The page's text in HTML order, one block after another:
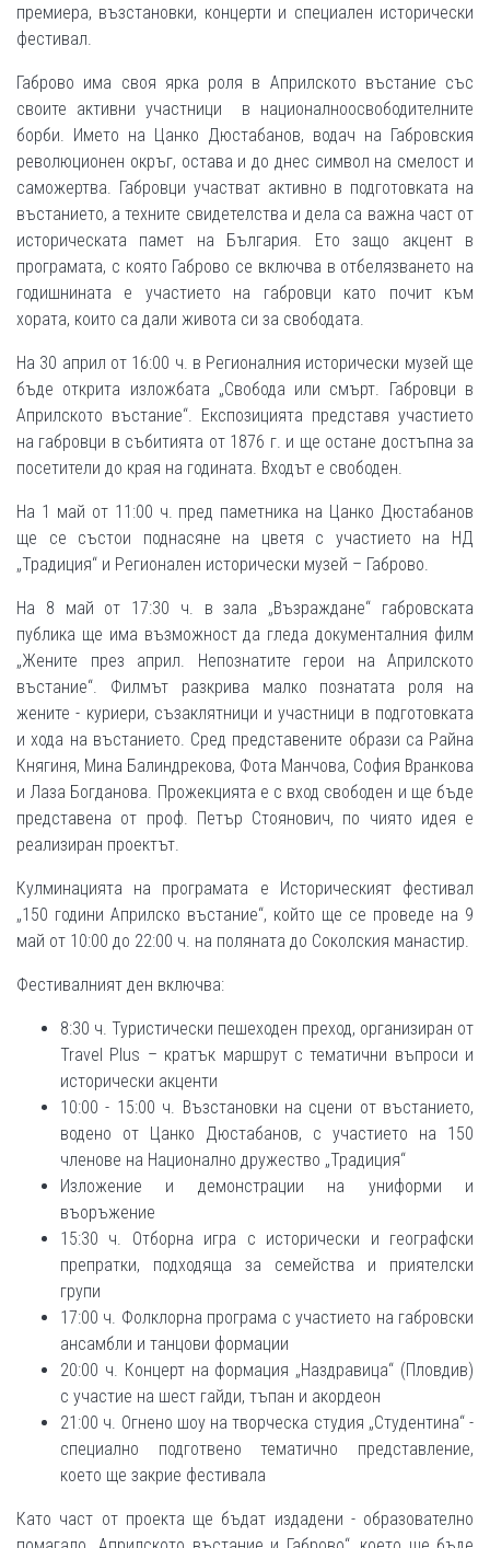
премиера, възстановки, концерти и специален исторически
фестивал.
Габрово има своя ярка роля в Априлското въстание със
своите активни участници в националноосвободителните
борби. Името на Цанко Дюстабанов, водач на Габровския
революционен окръг, остава и до днес символ на смелост и
саможертва. Габровци участват активно в подготовката на
въстанието, а техните свидетелства и дела са важна част от
историческата памет на България. Ето защо акцент в
програмата, с която Габрово се включва в отбелязването на
годишнината е участието на габровци като почит към
хората, които са дали живота си за свободата.
На 30 април от 16:00 ч. в Регионалния исторически музей ще
бъде открита изложбата „Свобода или смърт. Габровци в
Априлското въстание“. Експозицията представя участието
на габровци в събитията от 1876 г. и ще остане достъпна за
посетители до края на годината. Входът е свободен.
На 1 май от 11:00 ч. пред паметника на Цанко Дюстабанов
ще се състои поднасяне на цветя с участието на НД
„Традиция“ и Регионален исторически музей – Габрово.
На 8 май от 17:30 ч. в зала „Възраждане“ габровската
публика ще има възможност да гледа документалния филм
„Жените през април. Непознатите герои на Априлското
въстание“. Филмът разкрива малко познатата роля на
жените - куриери, съзаклятници и участници в подготовката
и хода на въстанието. Сред представените образи са Райна
Княгиня, Мина Балиндрекова, Фота Манчова, София Вранкова
и Лаза Богданова. Прожекцията е с вход свободен и ще бъде
представена от проф. Петър Стоянович, по чиято идея е
реализиран проектът.
Кулминацията на програмата е Историческият фестивал
„150 години Априлско въстание“, който ще се проведе на 9
май от 10:00 до 22:00 ч. на поляната до Соколския манастир.
Фестивалният ден включва:
8:30 ч. Туристически пешеходен преход, организиран от
Travel Plus – кратък маршрут с тематични въпроси и
исторически акценти
10:00 - 15:00 ч. Възстановки на сцени от въстанието,
водено от Цанко Дюстабанов, с участието на 150
членове на Национално дружество „Традиция“
Изложение и демонстрации на униформи и
въоръжение
15:30 ч. Отборна игра с исторически и географски
препратки, подходяща за семейства и приятелски
групи
17:00 ч. Фолклорна програма с участието на габровски
ансамбли и танцови формации
20:00 ч. Концерт на формация „Наздравица“ (Пловдив)
с участие на шест гайди, тъпан и акордеон
21:00 ч. Огнено шоу на творческа студия „Студентина“ -
специално подготвено тематично представление,
което ще закрие фестивала
Като част от проекта ще бъдат издадени - образователно